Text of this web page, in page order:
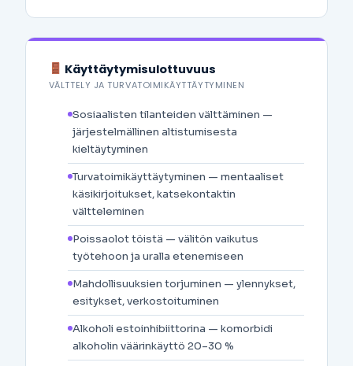
Käyttäytymisulottuvuus
VÄLTTELY JA TURVATOIMIKÄYTTÄYTYMINEN
Sosiaalisten tilanteiden välttäminen —
järjestelmällinen altistumisesta
kieltäytyminen
Turvatoimikäyttäytyminen — mentaaliset
käsikirjoitukset, katsekontaktin
vältteleminen
Poissaolot töistä — välitön vaikutus
työtehoon ja uralla etenemiseen
Mahdollisuuksien torjuminen — ylennykset,
esitykset, verkostoituminen
Alkoholi estoinhibiittorina — komorbidi
alkoholin väärinkäyttö 20–30 %